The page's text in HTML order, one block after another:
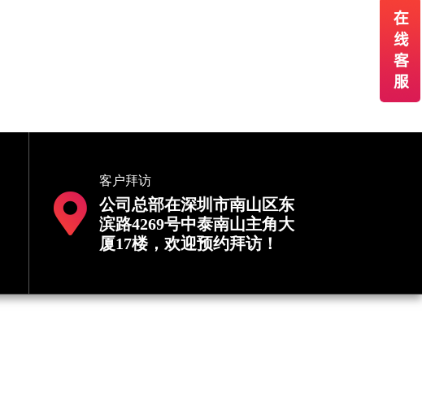
客户拜访
公司总部在深圳市南山区东
滨路4269号中泰南山主角大
厦17楼，欢迎预约拜访！